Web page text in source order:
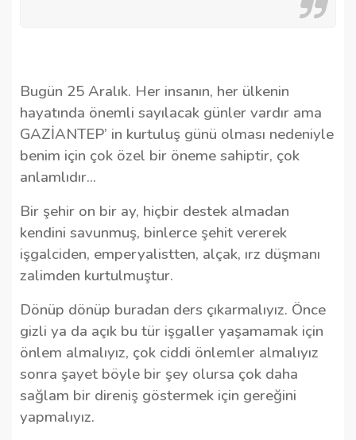
Bugün 25 Aralık. Her insanın, her ülkenin
hayatında önemli sayılacak günler vardır ama
GAZİANTEP’ in kurtuluş günü olması nedeniyle
benim için çok özel bir öneme sahiptir, çok
anlamlıdır...
Bir şehir on bir ay, hiçbir destek almadan
kendini savunmuş, binlerce şehit vererek
işgalciden, emperyalistten, alçak, ırz düşmanı
zalimden kurtulmuştur.
Dönüp dönüp buradan ders çıkarmalıyız. Önce
gizli ya da açık bu tür işgaller yaşamamak için
önlem almalıyız, çok ciddi önlemler almalıyız
sonra şayet böyle bir şey olursa çok daha
sağlam bir direniş göstermek için gereğini
yapmalıyız.